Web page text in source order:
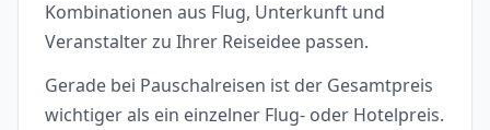
Kombinationen aus Flug, Unterkunft und
Veranstalter zu Ihrer Reiseidee passen.
Gerade bei Pauschalreisen ist der Gesamtpreis
wichtiger als ein einzelner Flug- oder Hotelpreis.